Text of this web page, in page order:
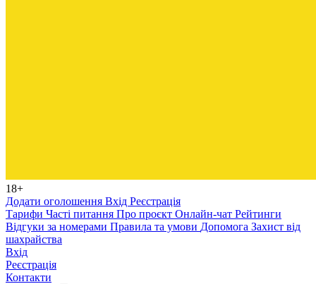
18+
Додати оголошення Вхід Реєстрація
Тарифи Часті питання Про проєкт Онлайн-чат Рейтинги
Відгуки за номерами Правила та умови Допомога Захист від
шахрайства
Вхід
Реєстрація
Контакти